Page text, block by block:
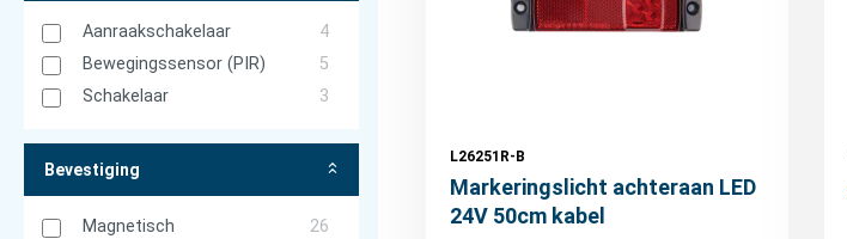
Aanraakschakelaar
4
Bewegingssensor (PIR)
5
Schakelaar
3
Bevestiging
Magnetisch
26
L26251R-B
Markeringslicht achteraan LED
24V 50cm kabel